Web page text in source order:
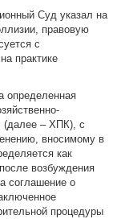
Суд указал на
правовую
с
практике
определенная
(далее – ХПК), с
вносимому в
как
возбуждения
соглашение о
процедуры